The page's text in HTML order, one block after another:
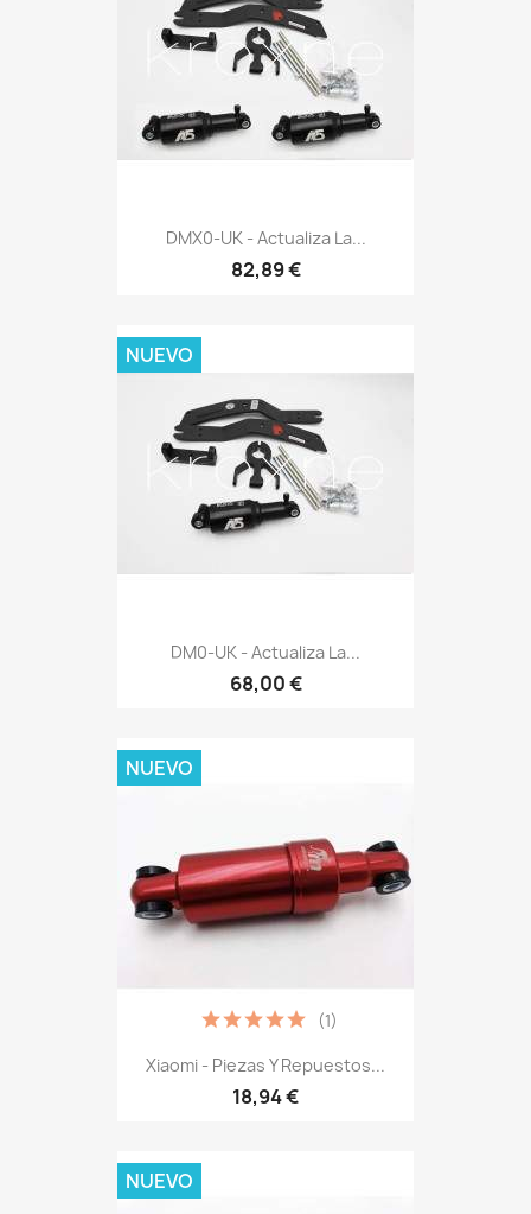
DMX0-UK - Actualiza La...
82,89 €
DM0-UK - Actualiza La...
68,00 €
NUEVO
Xiaomi - Piezas Y Repuestos...
18,94 €
(1)
NUEVO
NUEVO